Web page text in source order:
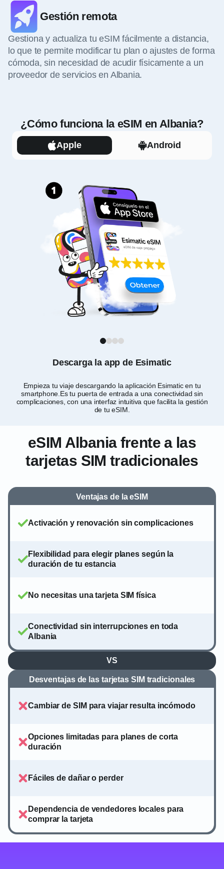
Gestión remota
Gestiona y actualiza tu eSIM fácilmente a distancia,
lo que te permite modificar tu plan o ajustes de forma
cómoda, sin necesidad de acudir físicamente a un
proveedor de servicios en Albania.
¿Cómo funciona la eSIM en Albania?
Apple Android
Descarga la app de Esimatic
Empieza tu viaje descargando la aplicación Esimatic en tu
smartphone.Es tu puerta de entrada a una conectividad sin
complicaciones, con una interfaz intuitiva que facilita la gestión
de tu eSIM.
1
eSIM Albania frente a las
tarjetas SIM tradicionales
Ventajas de la eSIM
Activación y renovación sin complicaciones
Flexibilidad para elegir planes según la
duración de tu estancia
No necesitas una tarjeta SIM física
Conectividad sin interrupciones en toda
Albania
VS
Desventajas de las tarjetas SIM tradicionales
Cambiar de SIM para viajar resulta incómodo
Opciones limitadas para planes de corta
duración
Fáciles de dañar o perder
Dependencia de vendedores locales para
comprar la tarjeta